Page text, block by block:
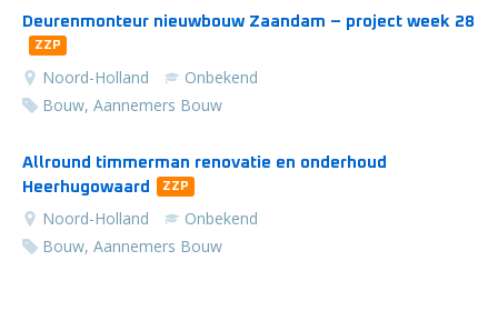
Deurenmonteur nieuwbouw Zaandam – project week 28
ZZP
Noord-Holland
Onbekend
Bouw, Aannemers Bouw
Allround timmerman renovatie en onderhoud
Heerhugowaard
ZZP
Noord-Holland
Onbekend
Bouw, Aannemers Bouw